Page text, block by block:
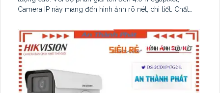
Camera IP này mang đến hình ảnh rõ nét, chi tiết. Chất
sát trong điều kiện ánh sáng yếu nhờ công nghệ Hồng
Ngoại cho tầm nhìn lên đến 60m